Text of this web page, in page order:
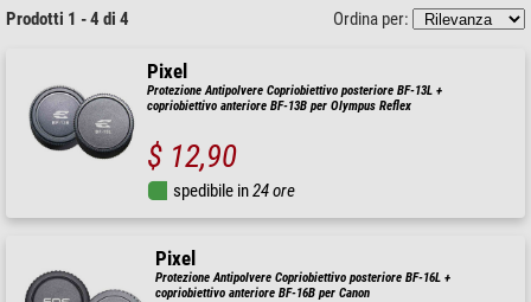
Prodotti 1 - 4 di 4 Ordina per:
Pixel
Protezione Antipolvere Copriobiettivo posteriore BF-13L +
copriobiettivo anteriore BF-13B per Olympus Reflex
$ 12,90
spedibile in24 ore
Pixel
Protezione Antipolvere Copriobiettivo posteriore BF-16L +
copriobiettivo anteriore BF-16B per Canon